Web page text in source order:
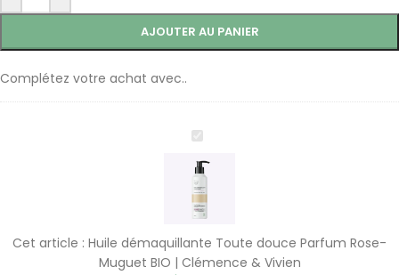
AJOUTER AU PANIER
Complétez votre achat avec..
Huile
Toute
douce
Parfum
Muguet
Cet article : Huile démaquillante Toute douce Parfum Rose-
Muguet BIO | Clémence & Vivien